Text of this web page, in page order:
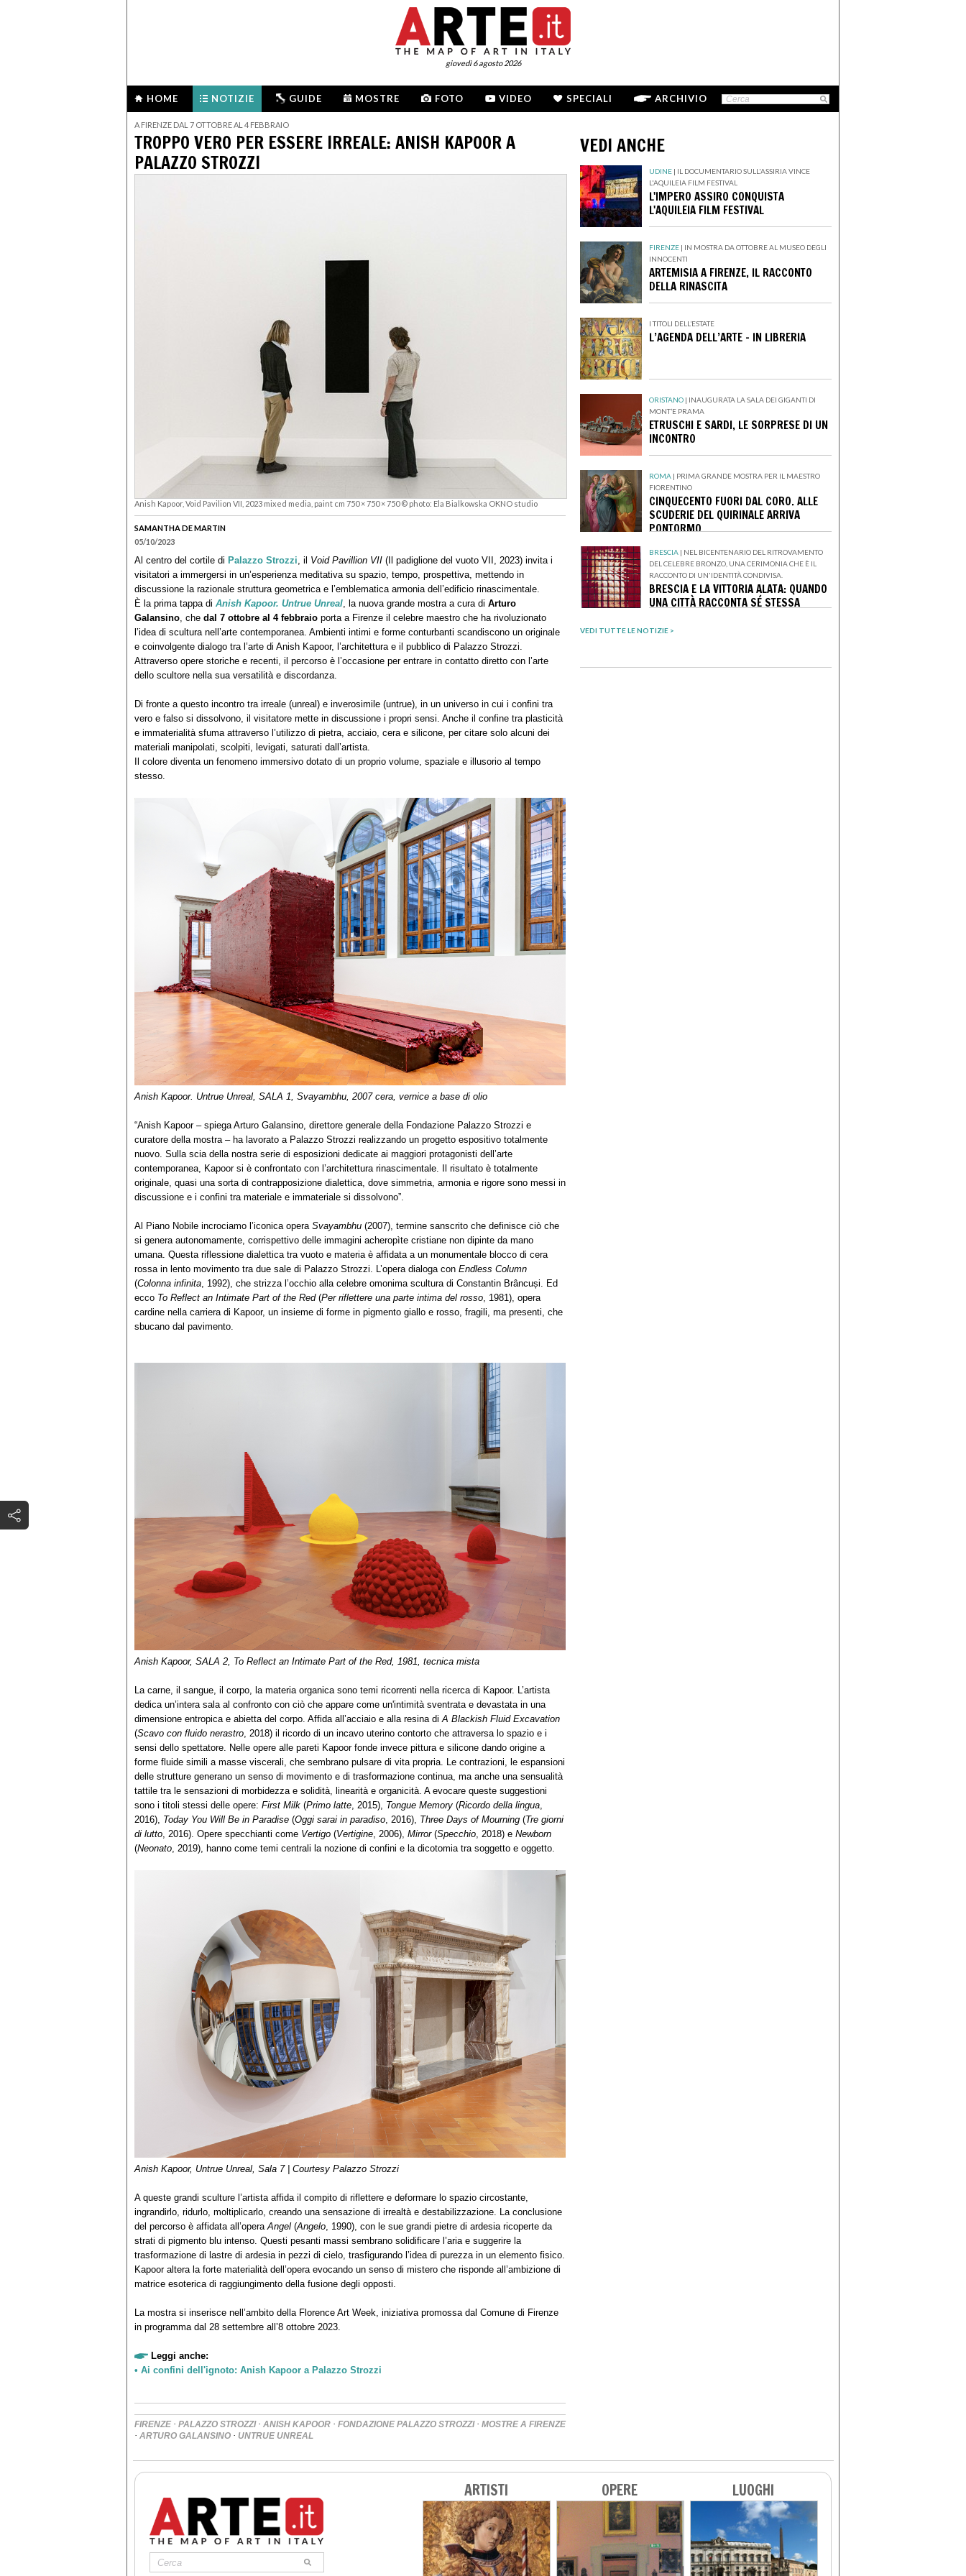
giovedì 6 agosto 2026
HOME NOTIZIE GUIDE MOSTRE FOTO VIDEO SPECIALI ARCHIVIO
A FIRENZE DAL 7 OTTOBRE AL 4 FEBBRAIO
TROPPO VERO PER ESSERE IRREALE: ANISH KAPOOR A
PALAZZO STROZZI
Anish Kapoor, Void Pavilion VII, 2023 mixed media, paint cm 750 × 750 × 750 © photo: Ela Bialkowska OKNO studio
SAMANTHA DE MARTIN
05/10/2023
Al centro del cortile di Palazzo Strozzi, il Void Pavillion VII (Il padiglione del vuoto VII, 2023) invita i
visitatori a immergersi in un’esperienza meditativa su spazio, tempo, prospettiva, mettendo in
discussione la razionale struttura geometrica e l’emblematica armonia dell’edificio rinascimentale.
È la prima tappa di Anish Kapoor. Untrue Unreal, la nuova grande mostra a cura di Arturo
Galansino, che dal 7 ottobre al 4 febbraio porta a Firenze il celebre maestro che ha rivoluzionato
l’idea di scultura nell’arte contemporanea. Ambienti intimi e forme conturbanti scandiscono un originale
e coinvolgente dialogo tra l’arte di Anish Kapoor, l’architettura e il pubblico di Palazzo Strozzi.
Attraverso opere storiche e recenti, il percorso è l’occasione per entrare in contatto diretto con l’arte
dello scultore nella sua versatilità e discordanza.
Di fronte a questo incontro tra irreale (unreal) e inverosimile (untrue), in un universo in cui i confini tra
vero e falso si dissolvono, il visitatore mette in discussione i propri sensi. Anche il confine tra plasticità
e immaterialità sfuma attraverso l’utilizzo di pietra, acciaio, cera e silicone, per citare solo alcuni dei
materiali manipolati, scolpiti, levigati, saturati dall’artista.
Il colore diventa un fenomeno immersivo dotato di un proprio volume, spaziale e illusorio al tempo
stesso.
Anish Kapoor. Untrue Unreal, SALA 1, Svayambhu, 2007 cera, vernice a base di olio
“Anish Kapoor – spiega Arturo Galansino, direttore generale della Fondazione Palazzo Strozzi e
curatore della mostra – ha lavorato a Palazzo Strozzi realizzando un progetto espositivo totalmente
nuovo. Sulla scia della nostra serie di esposizioni dedicate ai maggiori protagonisti dell’arte
contemporanea, Kapoor si è confrontato con l’architettura rinascimentale. Il risultato è totalmente
originale, quasi una sorta di contrapposizione dialettica, dove simmetria, armonia e rigore sono messi in
discussione e i confini tra materiale e immateriale si dissolvono”.
Al Piano Nobile incrociamo l’iconica opera Svayambhu (2007), termine sanscrito che definisce ciò che
si genera autonomamente, corrispettivo delle immagini acheropìte cristiane non dipinte da mano
umana. Questa riflessione dialettica tra vuoto e materia è affidata a un monumentale blocco di cera
rossa in lento movimento tra due sale di Palazzo Strozzi. L’opera dialoga con Endless Column
(Colonna infinita, 1992), che strizza l’occhio alla celebre omonima scultura di Constantin Brâncuși. Ed
ecco To Reflect an Intimate Part of the Red(Per riflettere una parte intima del rosso, 1981), opera
cardine nella carriera di Kapoor, un insieme di forme in pigmento giallo e rosso, fragili, ma presenti, che
sbucano dal pavimento.
Anish Kapoor, SALA 2, To Reflect an Intimate Part of the Red, 1981, tecnica mista
La carne, il sangue, il corpo, la materia organica sono temi ricorrenti nella ricerca di Kapoor. L’artista
dedica un’intera sala al confronto con ciò che appare come un'intimità sventrata e devastata in una
dimensione entropica e abietta del corpo. Affida all’acciaio e alla resina diA Blackish Fluid Excavation
(Scavo con fluido nerastro, 2018) il ricordo di un incavo uterino contorto che attraversa lo spazio e i
sensi dello spettatore. Nelle opere alle pareti Kapoor fonde invece pittura e silicone dando origine a
forme fluide simili a masse viscerali, che sembrano pulsare di vita propria. Le contrazioni, le espansioni
delle strutture generano un senso di movimento e di trasformazione continua, ma anche una sensualità
tattile tra le sensazioni di morbidezza e solidità, linearità e organicità. A evocare queste suggestioni
sono i titoli stessi delle opere: First Milk (Primo latte, 2015), Tongue Memory (Ricordo della lingua,
2016), Today You Will Be in Paradise (Oggi sarai in paradiso, 2016), Three Days of Mourning (Tre giorni
di lutto, 2016). Opere specchianti come Vertigo (Vertigine, 2006), Mirror(Specchio, 2018) e Newborn
(Neonato, 2019), hanno come temi centrali la nozione di confini e la dicotomia tra soggetto e oggetto.
Anish Kapoor, Untrue Unreal, Sala 7 | Courtesy Palazzo Strozzi
A queste grandi sculture l’artista affida il compito di riflettere e deformare lo spazio circostante,
ingrandirlo, ridurlo, moltiplicarlo, creando una sensazione di irrealtà e destabilizzazione. La conclusione
del percorso è affidata all’operaAngel (Angelo, 1990), con le sue grandi pietre di ardesia ricoperte da
strati di pigmento blu intenso. Questi pesanti massi sembrano solidificare l’aria e suggerire la
trasformazione di lastre di ardesia in pezzi di cielo, trasfigurando l’idea di purezza in un elemento fisico.
Kapoor altera la forte materialità dell’opera evocando un senso di mistero che risponde all’ambizione di
matrice esoterica di raggiungimento della fusione degli opposti.
La mostra si inserisce nell’ambito della Florence Art Week, iniziativa promossa dal Comune di Firenze
in programma dal 28 settembre all’8 ottobre 2023.
Leggi anche:
• Ai confini dell'ignoto: Anish Kapoor a Palazzo Strozzi
FIRENZE · PALAZZO STROZZI· ANISH KAPOOR · FONDAZIONE PALAZZO STROZZI· MOSTRE A FIRENZE
· ARTURO GALANSINO · UNTRUE UNREAL
VEDI ANCHE
UDINE | IL DOCUMENTARIO SULL'ASSIRIA VINCE
L'AQUILEIA FILM FESTIVAL
L'IMPERO ASSIRO CONQUISTA
L'AQUILEIA FILM FESTIVAL
FIRENZE | IN MOSTRA DA OTTOBRE AL MUSEO DEGLI
INNOCENTI
ARTEMISIA A FIRENZE, IL RACCONTO
DELLA RINASCITA
I TITOLI DELL’ESTATE
L’AGENDA DELL’ARTE - IN LIBRERIA
ORISTANO | INAUGURATA LA SALA DEI GIGANTI DI
MONT’E PRAMA
ETRUSCHI E SARDI, LE SORPRESE DI UN
INCONTRO
ROMA | PRIMA GRANDE MOSTRA PER IL MAESTRO
FIORENTINO
CINQUECENTO FUORI DAL CORO. ALLE
SCUDERIE DEL QUIRINALE ARRIVA
PONTORMO
BRESCIA | NEL BICENTENARIO DEL RITROVAMENTO
DEL CELEBRE BRONZO, UNA CERIMONIA CHE È IL
RACCONTO DI UN'IDENTITÀ CONDIVISA.
BRESCIA E LA VITTORIA ALATA: QUANDO
UNA CITTÀ RACCONTA SÉ STESSA
VEDI TUTTE LE NOTIZIE >
ARTISTI OPERE LUOGHI